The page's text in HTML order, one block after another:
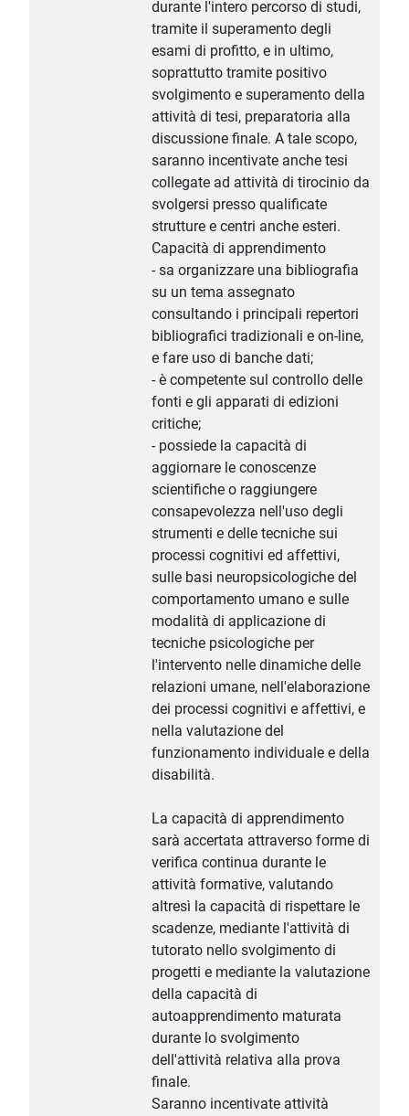
durante l'intero percorso di studi,
tramite il superamento degli
esami di profitto, e in ultimo,
soprattutto tramite positivo
svolgimento e superamento della
attività di tesi, preparatoria alla
discussione finale. A tale scopo,
saranno incentivate anche tesi
collegate ad attività di tirocinio da
svolgersi presso qualificate
strutture e centri anche esteri.
Capacità di apprendimento
- sa organizzare una bibliografia
su un tema assegnato
consultando i principali repertori
bibliografici tradizionali e on-line,
e fare uso di banche dati;
- è competente sul controllo delle
fonti e gli apparati di edizioni
critiche;
- possiede la capacità di
aggiornare le conoscenze
scientifiche o raggiungere
consapevolezza nell'uso degli
strumenti e delle tecniche sui
processi cognitivi ed affettivi,
sulle basi neuropsicologiche del
comportamento umano e sulle
modalità di applicazione di
tecniche psicologiche per
l'intervento nelle dinamiche delle
relazioni umane, nell'elaborazione
dei processi cognitivi e affettivi, e
nella valutazione del
funzionamento individuale e della
disabilità.
La capacità di apprendimento
sarà accertata attraverso forme di
verifica continua durante le
attività formative, valutando
altresì la capacità di rispettare le
scadenze, mediante l'attività di
tutorato nello svolgimento di
progetti e mediante la valutazione
della capacità di
autoapprendimento maturata
durante lo svolgimento
dell'attività relativa alla prova
finale.
Saranno incentivate attività